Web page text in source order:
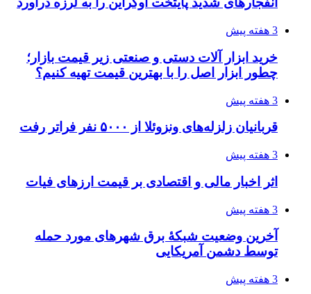
پروژه را تعیین می‌کند؟
3 هفته پیش
تفکر «تساوی» باعث صعود نکردن تیم ملی شد/
فدراسیون نگاهش را عوض کند
3 هفته پیش
از کجا تجهیزات ترافیکی باکیفیت بخریم؟ راهنمای
4 هفته پیش
روسیه
4 هفته پیش